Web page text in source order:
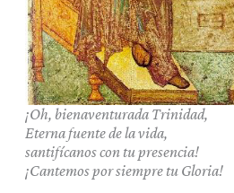
¡Oh, bienaventurada Trinidad,
Eterna fuente de la vida,
santifícanos con tu presencia!
¡Cantemos por siempre tu Gloria!